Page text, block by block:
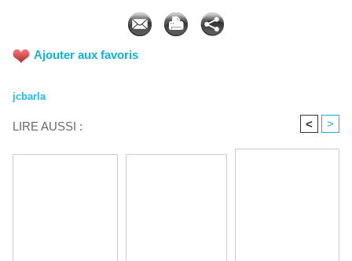
Ajouter aux favoris
jcbarla
LIRE AUSSI : < >